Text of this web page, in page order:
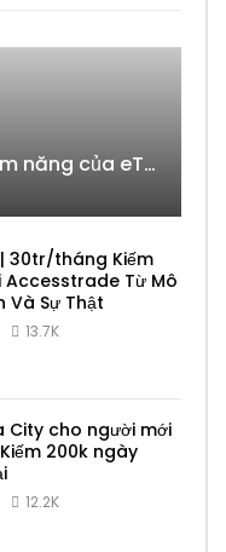
GoodDollar – Dự án tiềm năng của eToro có phải lừa đảo hay không?
| 30tr/tháng Kiếm
Accesstrade Từ Mô
Và Sự Thật
13.7K
City cho người mới
200k ngày
12.2K